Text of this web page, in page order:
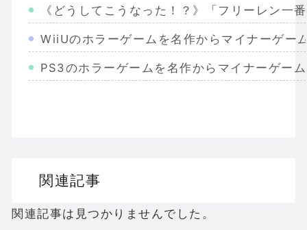
《どうしてこうなった！？》「フリーレン
WiiUのホラーゲームを名作からマイナーゲー
PS3のホラーゲームを名作からマイナーゲー
ドラゴンクエスト３の思い出
【聖剣伝説3】リースとアンジェラってなん
関連記事
関連記事は見つかりませんでした。